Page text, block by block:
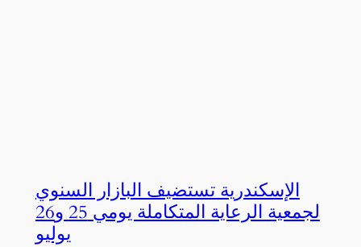
الإسكندرية تستضيف البازار السنوي
لجمعية الرعاية المتكاملة يومي 25 و26
يوليو